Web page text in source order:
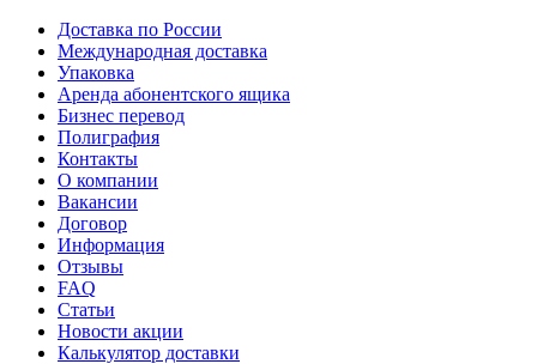
Доставка по России
Международная доставка
Упаковка
Аренда абонентского ящика
Бизнес перевод
Полиграфия
Контакты
О компании
Вакансии
Договор
Информация
Отзывы
FAQ
Статьи
Новости акции
Калькулятор доставки